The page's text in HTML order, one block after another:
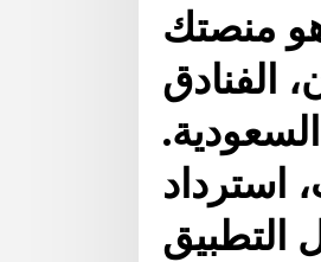
منصتك
الفنادق
استرداد
التطبيق